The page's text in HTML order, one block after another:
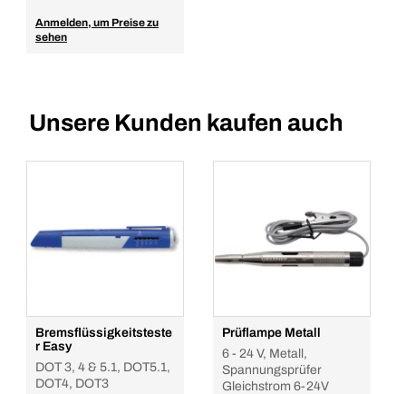
Anmelden, um Preise zu
sehen
Unsere Kunden kaufen auch
Bremsflüssigkeitsteste
r Easy
DOT 3, 4 & 5.1, DOT5.1,
DOT4, DOT3
Prüflampe Metall
6 - 24 V, Metall,
Spannungsprüfer
Gleichstrom 6-24V